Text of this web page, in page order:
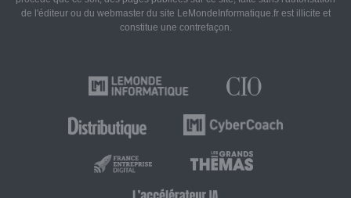
de l'éditeur ou du webmaster du site LeMondeInformatique.fr est illicite et
constitue une contrefaçon.